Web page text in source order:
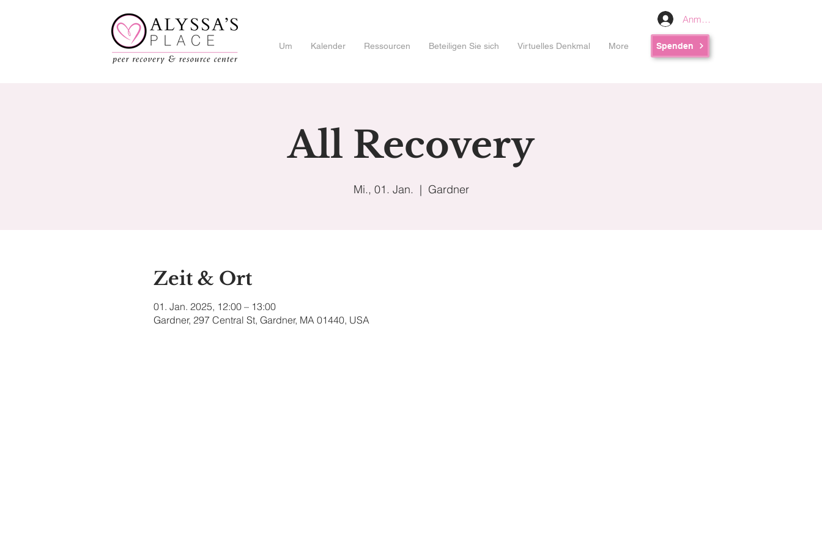
Anmelden
Um Kalender Ressourcen Beteiligen Sie sich Virtuelles Denkmal More Spenden
All Recovery
Mi., 01. Jan.
  |
Gardner
Zeit & Ort
01. Jan. 2025, 12:00 – 13:00
Gardner, 297 Central St, Gardner, MA 01440, USA